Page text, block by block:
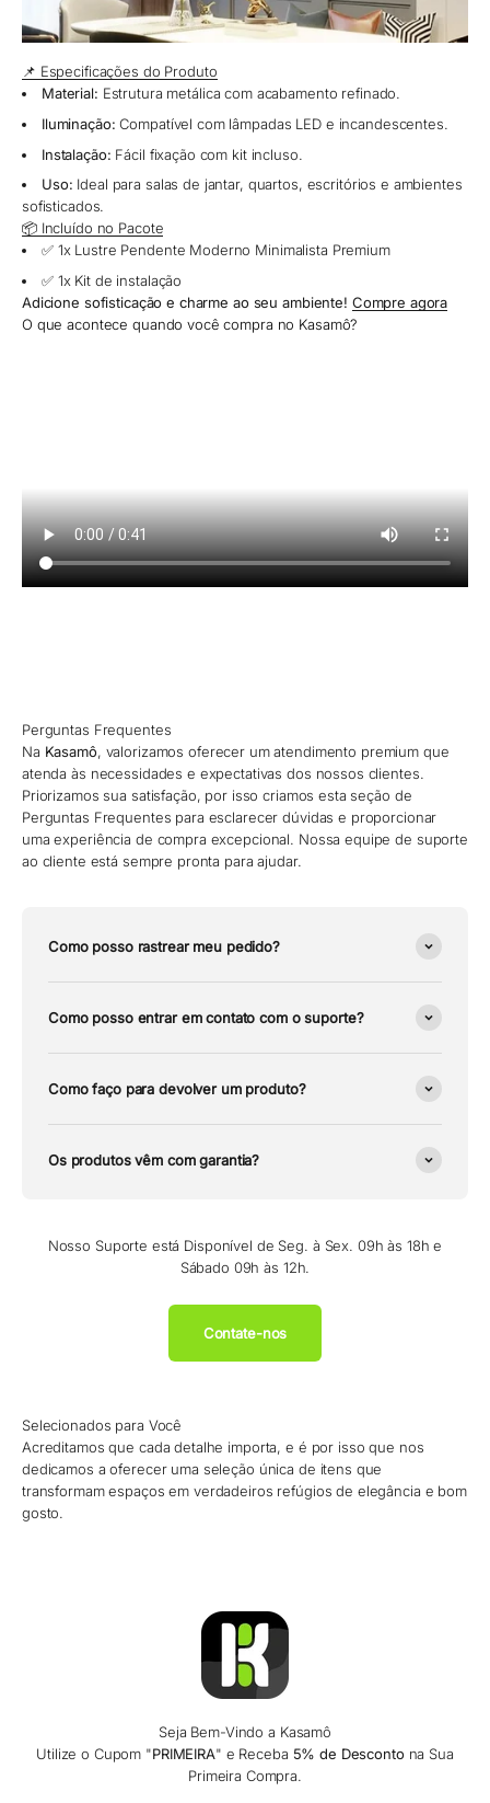
📌 Especificações do Produto
Material: Estrutura metálica com acabamento refinado.
Iluminação: Compatível com lâmpadas LED e incandescentes.
Instalação: Fácil fixação com kit incluso.
Uso: Ideal para salas de jantar, quartos, escritórios e ambientes
sofisticados.
📦 Incluído no Pacote
✅ 1x Lustre Pendente Moderno Minimalista Premium
✅ 1x Kit de instalação
Adicione sofisticação e charme ao seu ambiente! Compre agora
O que acontece quando você compra no Kasamô?
Perguntas Frequentes
Na Kasamô, valorizamos oferecer um atendimento premium que
atenda às necessidades e expectativas dos nossos clientes.
Priorizamos sua satisfação, por isso criamos esta seção de
Perguntas Frequentes para esclarecer dúvidas e proporcionar
uma experiência de compra excepcional. Nossa equipe de suporte
ao cliente está sempre pronta para ajudar.
Como posso rastrear meu pedido?
Como posso entrar em contato com o suporte?
Como faço para devolver um produto?
Os produtos vêm com garantia?
Nosso Suporte está Disponível de Seg. à Sex. 09h às 18h e
Sábado 09h às 12h.
Contate-nos
Selecionados para Você
Acreditamos que cada detalhe importa, e é por isso que nos
dedicamos a oferecer uma seleção única de itens que
transformam espaços em verdadeiros refúgios de elegância e bom
gosto.
Seja Bem-Vindo a Kasamô
Utilize o Cupom "PRIMEIRA" e Receba 5% de Desconto na Sua
Primeira Compra.